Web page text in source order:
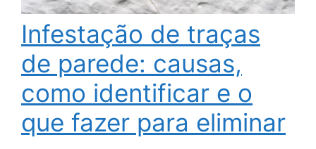
Infestação de traças
de parede: causas,
como identificar e o
que fazer para eliminar